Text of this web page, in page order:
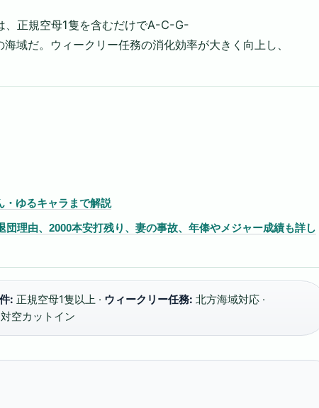
、正規空母1隻を含むだけでA-C-G-
域だ。ウィークリー任務の消化効率が大きく向上し、
・ゆるキャラまで解説
団理由、2000本安打残り、妻の事故、年俸やメジャー成績も詳し
: 正規空母1隻以上 · ウィークリー任務: 北方海域対応 ·
対空カットイン